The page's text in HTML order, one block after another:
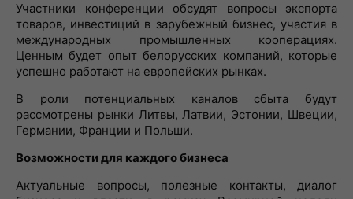
Участники конференции обсудят вопросы экспорта
товаров, инвестиций в зарубежный бизнес, участия в
международных промышленных кооперациях.
Ценным будет опыт белорусских компаний, которые
успешно работают на европейских рынках.
В роли потенциальных каналов сбыта будут
рассмотрены рынки Литвы, Латвии, Эстонии, Швеции,
Германии, Франции и Польши.
Возможности для каждого бизнеса
Актуальные вопросы, полезные контакты, диалог